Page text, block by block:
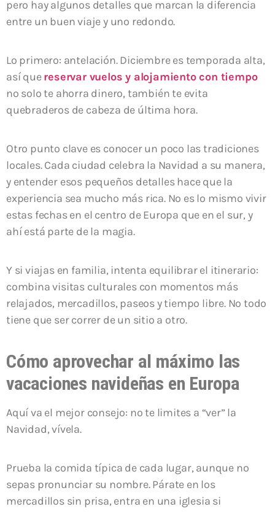
pero hay algunos detalles que marcan la diferencia
entre un buen viaje y uno redondo.
Lo primero: antelación. Diciembre es temporada alta,
así quereservar vuelos y alojamiento con tiempo
no solo te ahorra dinero, también te evita
quebraderos de cabeza de última hora.
Otro punto clave es conocer un poco las tradiciones
locales. Cada ciudad celebra la Navidad a su manera,
y entender esos pequeños detalles hace que la
experiencia sea mucho más rica. No es lo mismo vivir
estas fechas en el centro de Europa que en el sur, y
ahí está parte de la magia.
Y si viajas en familia, intenta equilibrar el itinerario:
combina visitas culturales con momentos más
relajados, mercadillos, paseos y tiempo libre. No todo
tiene que ser correr de un sitio a otro.
Cómo aprovechar al máximo las
vacaciones navideñas en Europa
Aquí va el mejor consejo: no te limites a “ver” la
Navidad, vívela.
Prueba la comida típica de cada lugar, aunque no
sepas pronunciar su nombre. Párate en los
mercadillos sin prisa, entra en una iglesia si